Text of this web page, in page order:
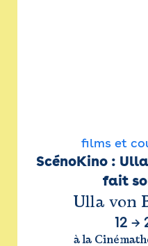
films et
ScénoKino :
fait
Ulla von
12 →
à la